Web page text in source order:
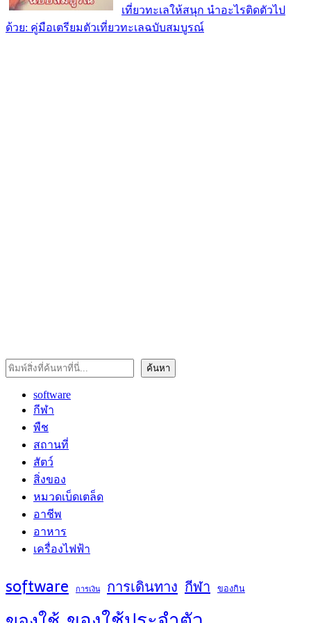
เที่ยวทะเลให้สนุก นำอะไรติดตัวไป
ด้วย: คู่มือเตรียมตัวเที่ยวทะเลฉบับสมบูรณ์
ค้นหา ค้นหา
software
กีฬา
พืช
สถานที่
สัตว์
สิ่งของ
หมวดเบ็ดเตล็ด
อาชีพ
อาหาร
เครื่องไฟฟ้า
software การเงิน การเดินทาง กีฬา ของกิน